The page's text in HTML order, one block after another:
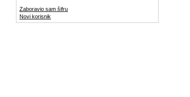
Zaboravio sam šifru
Novi korisnik